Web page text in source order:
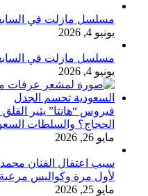
مسلسل مازلت في السابعة
يونيو 4, 2026
مسلسل مازلت في
يونيو 4, 2026
فيروس “هانتا” يثير
الحجاج؟ والسلطات
مايو 26, 2026
سبب اعتقال الفنان
لأول مرة وكواليس
مايو 25, 2026